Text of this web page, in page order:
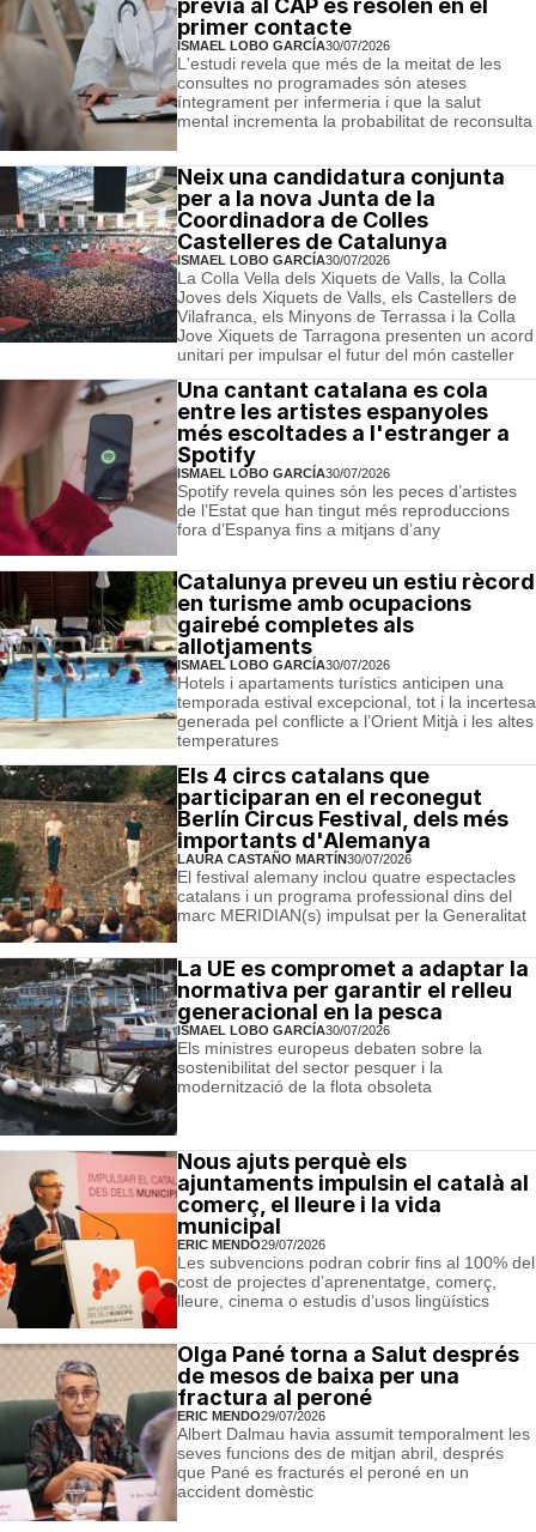
prèvia al CAP es resolen en el
primer contacte
ISMAEL LOBO GARCÍA30/07/2026
L'estudi revela que més de la meitat de les
consultes no programades són ateses
íntegrament per infermeria i que la salut
mental incrementa la probabilitat de reconsulta
Neix una candidatura conjunta
per a la nova Junta de la
Coordinadora de Colles
Castelleres de Catalunya
ISMAEL LOBO GARCÍA30/07/2026
La Colla Vella dels Xiquets de Valls, la Colla
Joves dels Xiquets de Valls, els Castellers de
Vilafranca, els Minyons de Terrassa i la Colla
Jove Xiquets de Tarragona presenten un acord
unitari per impulsar el futur del món casteller
Una cantant catalana es cola
entre les artistes espanyoles
més escoltades a l'estranger a
Spotify
ISMAEL LOBO GARCÍA30/07/2026
Spotify revela quines són les peces d’artistes
de l’Estat que han tingut més reproduccions
fora d’Espanya fins a mitjans d’any
Catalunya preveu un estiu rècord
en turisme amb ocupacions
gairebé completes als
allotjaments
ISMAEL LOBO GARCÍA30/07/2026
Hotels i apartaments turístics anticipen una
temporada estival excepcional, tot i la incertesa
generada pel conflicte a l’Orient Mitjà i les altes
temperatures
Els 4 circs catalans que
participaran en el reconegut
Berlín Circus Festival, dels més
importants d'Alemanya
LAURA CASTAÑO MARTÍN30/07/2026
El festival alemany inclou quatre espectacles
catalans i un programa professional dins del
marc MERIDIAN(s) impulsat per la Generalitat
La UE es compromet a adaptar la
normativa per garantir el relleu
generacional en la pesca
ISMAEL LOBO GARCÍA30/07/2026
Els ministres europeus debaten sobre la
sostenibilitat del sector pesquer i la
modernització de la flota obsoleta
Nous ajuts perquè els
ajuntaments impulsin el català al
comerç, el lleure i la vida
municipal
ERIC MENDO29/07/2026
Les subvencions podran cobrir fins al 100% del
cost de projectes d’aprenentatge, comerç,
lleure, cinema o estudis d’usos lingüístics
Olga Pané torna a Salut després
de mesos de baixa per una
fractura al peroné
ERIC MENDO29/07/2026
Albert Dalmau havia assumit temporalment les
seves funcions des de mitjan abril, després
que Pané es fracturés el peroné en un
accident domèstic